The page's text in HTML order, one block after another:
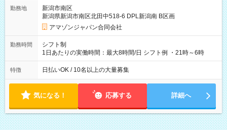
☆Amazon直雇用で安定して働けます！ 【試用期間】試用期間
あり 試用期間の長さ：1週間 雇用形態、給与は本採用時と同じ
です。
勤務地
新潟市南区
新潟県新潟市南区北田中518-6 DPL新潟南 B区画
アマゾンジャパン合同会社
勤務時間
シフト制
1日あたりの実働時間：最大8時間/日 シフト例 ・21時～6時
特徴 日払いOK / 10名以上の大量募集
気になる！ 応募する 詳細へ